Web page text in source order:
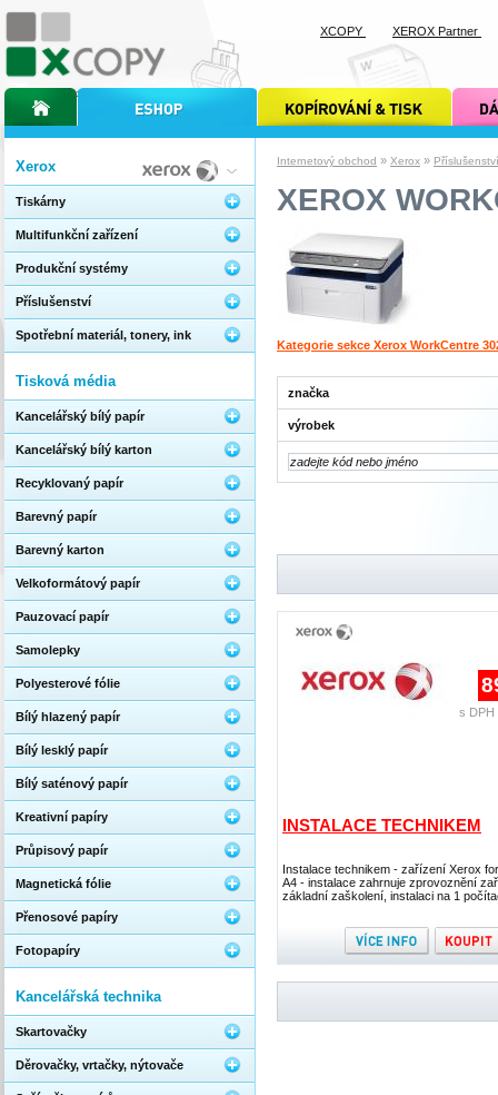
Internetový obchod » Xerox » Příslušenství
XEROX
Kategorie sekce Xerox WorkCentre
značka
výrobek
INSTALACE TECHNIKEM
Instalace technikem - zařízení Xerox
A4 - instalace zahrnuje zprovoznění
základní zaškolení, instalaci na 1
s DPH
Xerox
Tiskárny
Multifunkční zařízení
Produkční systémy
Příslušenství
Spotřební materiál, tonery, ink
Tisková média
Kancelářský bílý papír
Kancelářský bílý karton
Recyklovaný papír
Barevný papír
Barevný karton
Velkoformátový papír
Pauzovací papír
Samolepky
Polyesterové fólie
Bílý hlazený papír
Bílý lesklý papír
Bílý saténový papír
Kreativní papíry
Průpisový papír
Magnetická fólie
Přenosové papíry
Fotopapíry
Kancelářská technika
Skartovačky
Děrovačky, vrtačky, nýtovače
úvodní stránka xcopyinternetový obchod xcopy kopírování a tisk xcopy dárkové
XCOPY XEROX Partner